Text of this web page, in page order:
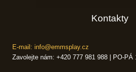
Kontakty
E-mail: info@emmsplay.cz
Zavolejte nám: +420 777 981 988 | PO-PÁ